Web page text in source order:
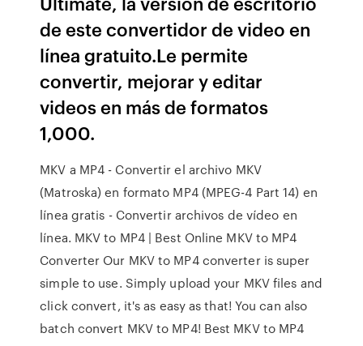
de este convertidor de video en
línea gratuito.Le permite
convertir, mejorar y editar
videos en más de formatos
1,000.
MKV a MP4 - Convertir el archivo MKV
(Matroska) en formato MP4 (MPEG-4 Part 14) en
línea gratis - Convertir archivos de vídeo en
línea. MKV to MP4 | Best Online MKV to MP4
Converter Our MKV to MP4 converter is super
simple to use. Simply upload your MKV files and
click convert, it's as easy as that! You can also
batch convert MKV to MP4! Best MKV to MP4